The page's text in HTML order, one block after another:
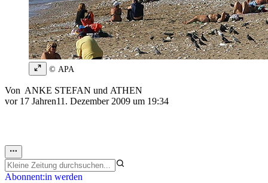
© APA
Von ANKE STEFAN und ATHEN
vor 17 Jahren11. Dezember 2009 um 19:34
Abonnent:in werden